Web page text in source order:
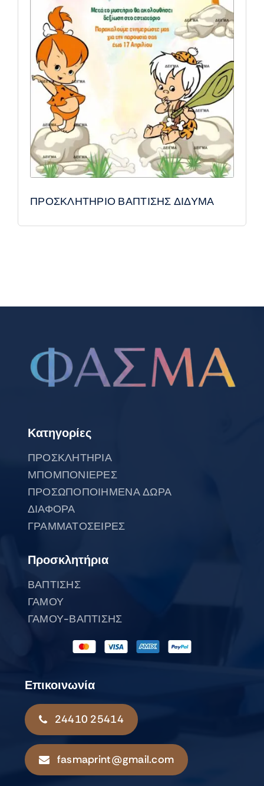
ΠΡΟΣΚΛΗΤΗΡΙΟ ΒΑΠΤΙΣΗΣ ΔΙΔΥΜΑ
Κατηγορίες
ΠΡΟΣΚΛΗΤΗΡΙΑ
ΜΠΟΜΠΟΝΙΕΡΕΣ
ΠΡΟΣΩΠΟΠΟΙΗΜΕΝΑ ΔΩΡΑ
ΔΙΑΦΟΡΑ
ΓΡΑΜΜΑΤΟΣΕΙΡΕΣ
Προσκλητήρια
ΒΑΠΤΙΣΗΣ
ΓΑΜΟΥ
ΓΑΜΟΥ-ΒΑΠΤΙΣΗΣ
Επικοινωνία
24410 25414
fasmaprint@gmail.com